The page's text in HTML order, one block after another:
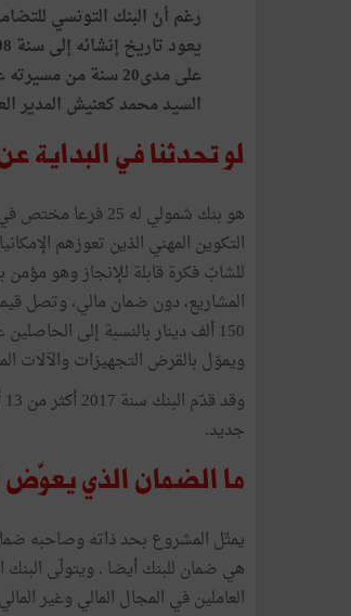
رغم أنّ البنك التونسي
على مدى20 سنة من
السيد محمد كعنيش المدير
لو تحدثنا في البداية
هو بنك شمولي له
التكوين المهني الذين تعوزهم
للشابّ فكرة قابلة للإنجاز وهو مؤمن
ويموّل بالقرض التجهيزات والآلات
جديد.
ما الضمان الذي يعوّض
يمثّل المشروع بحد ذاته وصاحبه
هي ضمان للبنك أيضا . ويتولّى البنك
العاملين في المجال المالي وغير